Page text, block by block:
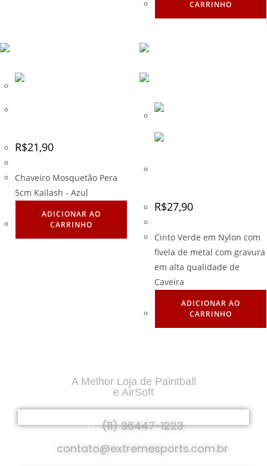
CARRINHO
R$21,90
Chaveiro Mosquetão Pera
5cm Kailash - Azul
ADICIONAR AO
CARRINHO
R$27,90
Cinto Verde em Nylon com
fivela de metal com gravura
em alta qualidade de
Caveira
ADICIONAR AO
CARRINHO
A Melhor Loja de Paintball
e AirSoft
Fale Conosco
(11) 96447-1223
contato@extremesports.com.br